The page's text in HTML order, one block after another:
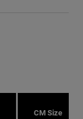
CM Size